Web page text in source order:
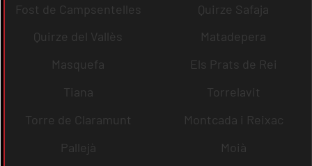
Fost de Campsentelles
Quirze Safaja
Quirze del Vallès
Matadepera
Masquefa
Els Prats de Rei
Tiana
Torrelavit
Torre de Claramunt
Montcada i Reixac
Pallejà
Moià